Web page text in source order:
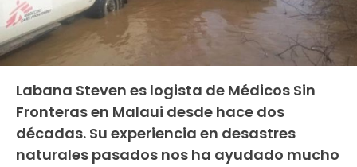
Labana Steven es logista de Médicos Sin
Fronteras en Malaui desde hace dos
décadas. Su experiencia en desastres
naturales pasados nos ha ayudado mucho